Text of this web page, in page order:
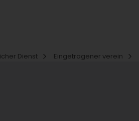
Dienst Eingetragener verein